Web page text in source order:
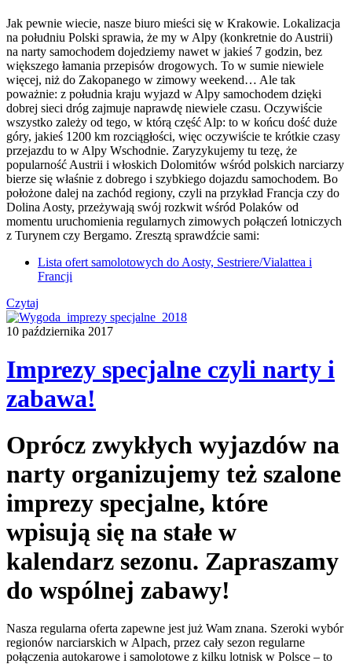
Jak pewnie wiecie, nasze biuro mieści się w Krakowie. Lokalizacja
na południu Polski sprawia, że my w Alpy (konkretnie do Austrii)
na narty samochodem dojedziemy nawet w jakieś 7 godzin, bez
większego łamania przepisów drogowych. To w sumie niewiele
więcej, niż do Zakopanego w zimowy weekend… Ale tak
poważnie: z południa kraju wyjazd w Alpy samochodem dzięki
dobrej sieci dróg zajmuje naprawdę niewiele czasu. Oczywiście
wszystko zależy od tego, w którą część Alp: to w końcu dość duże
góry, jakieś 1200 km rozciągłości, więc oczywiście te krótkie czasy
przejazdu to w Alpy Wschodnie. Zaryzykujemy tu tezę, że
popularność Austrii i włoskich Dolomitów wśród polskich narciarzy
bierze się właśnie z dobrego i szybkiego dojazdu samochodem. Bo
położone dalej na zachód regiony, czyli na przykład Francja czy do
Dolina Aosty, przeżywają swój rozkwit wśród Polaków od
momentu uruchomienia regularnych zimowych połączeń lotniczych
z Turynem czy Bergamo. Zresztą sprawdźcie sami:
Lista ofert samolotowych do Aosty, Sestriere/Vialattea i
Francji
Czytaj
10 października 2017
Imprezy specjalne czyli narty i
zabawa!
Oprócz zwykłych wyjazdów na
narty organizujemy też szalone
imprezy specjalne, które
wpisują się na stałe w
kalendarz sezonu. Zapraszamy
do wspólnej zabawy!
Nasza regularna oferta zapewne jest już Wam znana. Szeroki wybór
regionów narciarskich w Alpach, przez cały sezon regularne
połączenia autokarowe i samolotowe z kilku lotnisk w Polsce – to